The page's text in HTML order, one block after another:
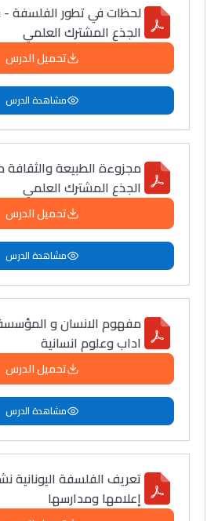
لحظات في تطور الفلسفة
الجذع المشترك العلمي
تحميل الدرس
مشاهدة الدرس
مجزوءة الطبيعة
الجذع المشترك العلمي
تحميل الدرس
مشاهدة الدرس
مفهوم الانسان و
اداب وعلوم انسانية
تحميل الدرس
مشاهدة الدرس
تعريف الفلسفة اليونانية
إعلامها ومدارسها